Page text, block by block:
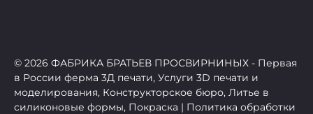
© 2026 ФАБРИКА БРАТЬЕВ ПРОСВИРНИНЫХ - Первая
в России ферма 3Д печати, Услуги 3D печати и
моделирования, Конструкторское бюро, Литье в
силиконовые формы, Покраска | Политика обработки